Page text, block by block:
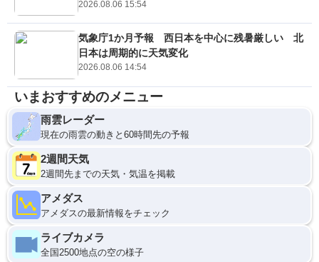
2026.08.06 15:54
気象庁1か月予報 西日本を中心に残暑厳しい 北
日本は周期的に天気変化
2026.08.06 14:54
いまおすすめのメニュー
雨雲レーダー
現在の雨雲の動きと60時間先の予報
2週間天気
2週間先までの天気・気温を掲載
アメダス
アメダスの最新情報をチェック
ライブカメラ
全国2500地点の空の様子